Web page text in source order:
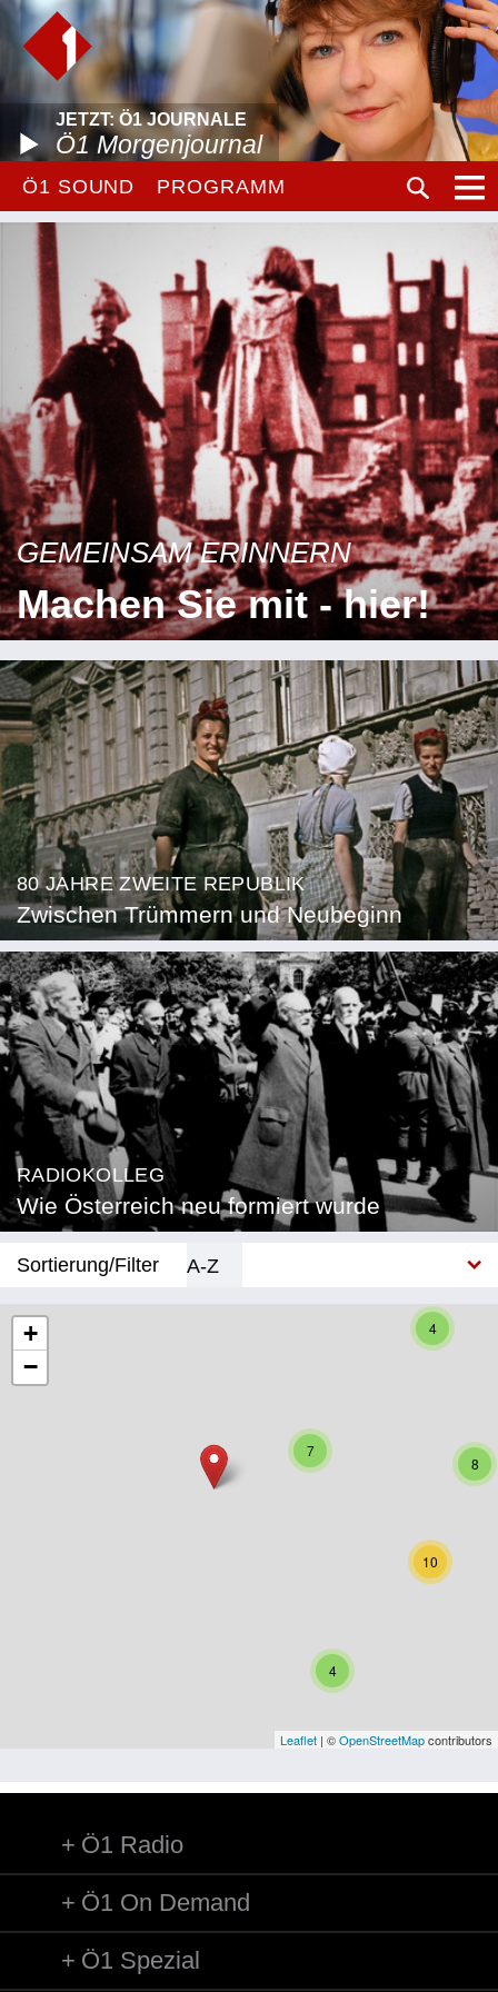
JETZT: Ö1 JOURNALE
Ö1 Morgenjournal
Ö1 SOUND PROGRAMM
GEMEINSAM ERINNERN
Machen Sie mit - hier!
80 JAHRE ZWEITE REPUBLIK
Zwischen Trümmern und Neubeginn
RADIOKOLLEG
Wie Österreich neu formiert wurde
Sortierung/Filter
A-Z
Kärnten
Vorarlberg
Besatzungsmächte
Frauen, Mütter, Kinder
10
7
4
4
8
+
−
Leaflet | ©OpenStreetMapcontributors
Ö1 Radio
Ö1 On Demand
Ö1 Spezial